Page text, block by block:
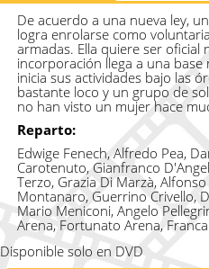
De acuerdo a una nueva ley,
logra enrolarse como
armadas. Ella quiere ser oficial
incorporación llega a una
inicia sus actividades bajo las
bastante loco y un grupo de
no han visto un mujer hace
Reparto:
Edwige Fenech, Alfredo Pea,
Carotenuto, Gianfranco
Terzo, Grazia Di Marzà,
Montanaro, Guerrino Crivello,
Mario Meniconi, Angelo
Arena, Fortunato Arena,
Disponible solo en DVD